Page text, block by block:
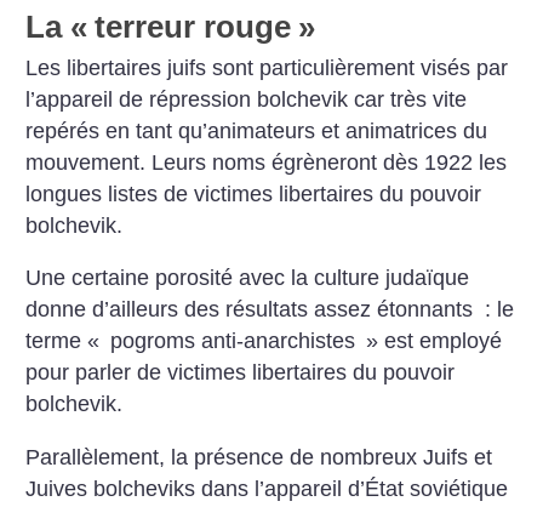
La « terreur rouge »
Les libertaires juifs sont particulièrement visés par
l’appareil de répression bolchevik car très vite
repérés en tant qu’animateurs et animatrices du
mouvement. Leurs noms égrèneront dès 1922 les
longues listes de victimes libertaires du pouvoir
bolchevik.
Une certaine porosité avec la culture judaïque
donne d’ailleurs des résultats assez étonnants : le
terme « pogroms anti-anarchistes » est employé
pour parler de victimes libertaires du pouvoir
bolchevik.
Parallèlement, la présence de nombreux Juifs et
Juives bolcheviks dans l’appareil d’État soviétique